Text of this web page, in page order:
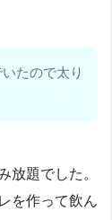
たので太り
放題でした。
を作って飲ん